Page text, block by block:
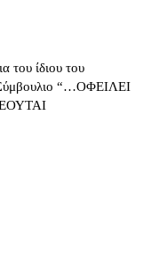
του ίδιου του
“…ΟΦΕΙΛΕΙ